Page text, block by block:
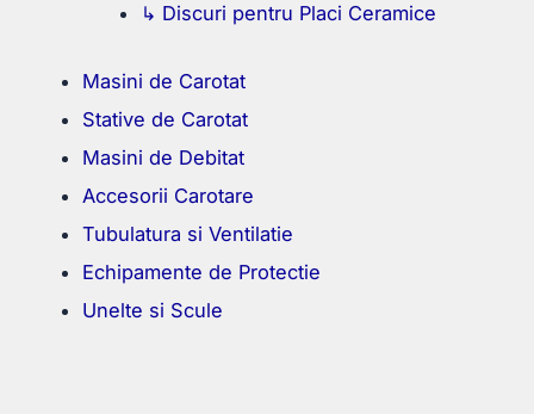
↳ Discuri pentru Placi Ceramice
Masini de Carotat
Stative de Carotat
Masini de Debitat
Accesorii Carotare
Tubulatura si Ventilatie
Echipamente de Protectie
Unelte si Scule